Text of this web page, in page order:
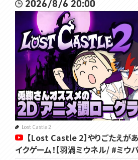
2026/8/6 20:00
Lost Castle 2
【Lost Castle 2】やりごたえが
イクゲーム！【羽渦ミウネル/ #ミウパ